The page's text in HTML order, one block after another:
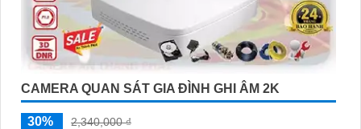
CAMERA QUAN SÁT GIA ĐÌNH GHI ÂM 2K
30%
2,340,000 ₫